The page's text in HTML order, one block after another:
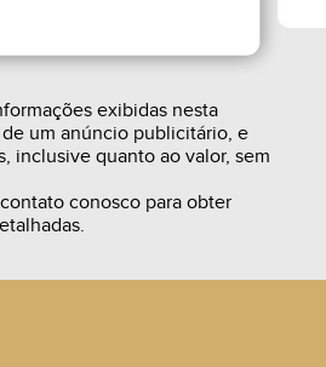
exibidas nesta
um anúncio publicitário, e
inclusive quanto ao valor, sem
conosco para obter